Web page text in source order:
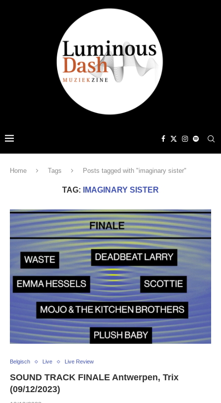
Home Tags Posts tagged with "imaginary sister"
TAG: IMAGINARY SISTER
Belgisch Live Live Review
SOUND TRACK FINALE Antwerpen, Trix
(09/12/2023)